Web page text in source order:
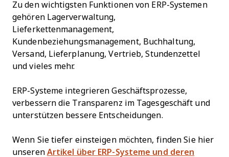
Zu den wichtigsten Funktionen von ERP-Systemen
gehören Lagerverwaltung,
Lieferkettenmanagement,
Kundenbeziehungsmanagement, Buchhaltung,
Versand, Lieferplanung, Vertrieb, Stundenzettel
und vieles mehr.
ERP-Systeme integrieren Geschäftsprozesse,
verbessern die Transparenz im Tagesgeschäft und
unterstützen bessere Entscheidungen.
Wenn Sie tiefer einsteigen möchten, finden Sie hier
unseren Artikel über ERP-Systeme und deren